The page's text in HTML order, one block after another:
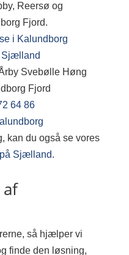
Reersø og
Fjord.
i Kalundborg
Sjælland
Svebølle Høng
Fjord
64 86
kan du også se vores
Sjælland.
så hjælper vi
finde den løsning,